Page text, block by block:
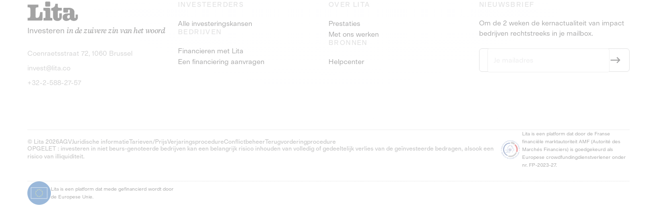
Investeren in de zuivere zin van het woord
Coenraetsstraat 72, 1060 Brussel
invest@lita.co
+32-2-588-27-57
INVESTEERDERS
Alle investeringskansen
BEDRIJVEN
Financieren met Lita
Een financiering aanvragen
OVER LITA
Prestaties
Met ons werken
BRONNEN
Helpcenter
NIEUWSBRIEF
Om de 2 weken de kernactualiteit van impact
bedrijven rechtstreeks in je mailbox.
© Lita 2026AGVJuridische informatieTarieven/PrijsVerjaringsprocedureConflictbeheerTerugvorderingprocedure
OPGELET : investeren in niet beurs-genoteerde bedrijven kan een belangrijk risico inhouden van volledig of gedeeltelijk verlies van de geïnvesteerde bedragen, alsook een
risico van illiquiditeit.
Lita is een platform dat door de Franse
financiële marktautoriteit AMF (Autorité des
Marchés Financiers) is goedgekeurd als
Europese crowdfundingdienstverlener onder
nr. FP-2023-27.
Lita is een platform dat mede gefinancierd wordt door
de Europese Unie.